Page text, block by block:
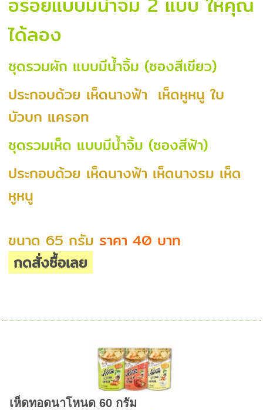
ได้ลอง
ชุดรวมผัก แบบมีน้ำจิ้ม (ซองสีเขียว)
ประกอบด้วย เห็ดนางฟ้า เห็ดหูหนู ใบ
บัวบก แครอท
ชุดรวมเห็ด แบบมีน้ำจิ้ม (ซองสีฟ้า)
ประกอบด้วย เห็ดนางฟ้า เห็ดนางรม เห็ด
หูหนู
ขนาด 65 กรัม ราคา 40 บาท
กดสั่งซื้อเลย
เห็ดทอดนาโหนด 60 กรัม